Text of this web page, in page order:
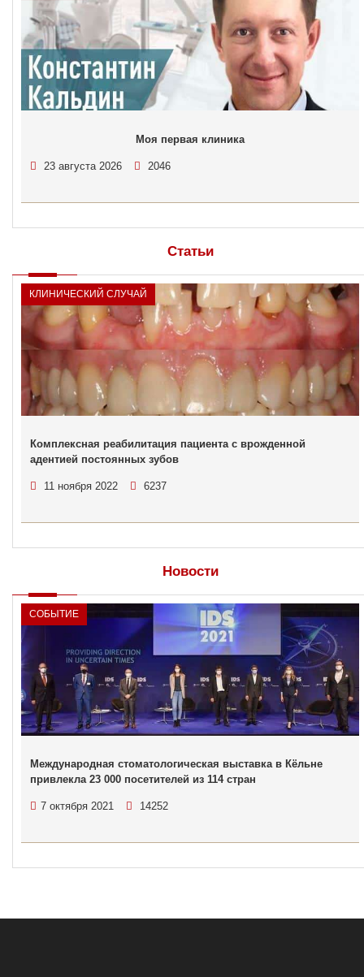
Моя первая клиника
23 августа 2026 2046
Статьи
КЛИНИЧЕСКИЙ СЛУЧАЙ
Комплексная реабилитация пациента с врожденной
адентией постоянных зубов
11 ноября 2022 6237
Новости
СОБЫТИЕ
Международная стоматологическая выставка в Кёльне
привлекла 23 000 посетителей из 114 стран
7 октября 2021 14252